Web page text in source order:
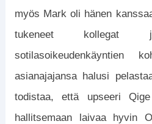
myös Mark oli hänen
tukeneet kollegat
sotilasoikeudenkäyntien
asianajajansa halusi
todistaa, että upseeri
hallitsemaan laivaa hyvin